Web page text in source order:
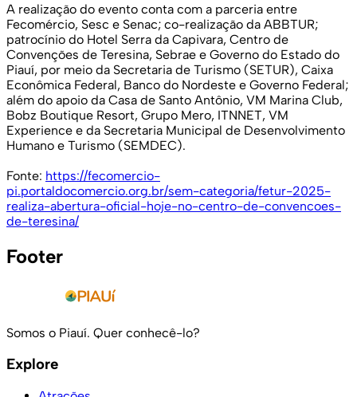
A realização do evento conta com a parceria entre
Fecomércio, Sesc e Senac; co-realização da ABBTUR;
patrocínio do Hotel Serra da Capivara, Centro de
Convenções de Teresina, Sebrae e Governo do Estado do
Piauí, por meio da Secretaria de Turismo (SETUR), Caixa
Econômica Federal, Banco do Nordeste e Governo Federal;
além do apoio da Casa de Santo Antônio, VM Marina Club,
Bobz Boutique Resort, Grupo Mero, ITNNET, VM
Experience e da Secretaria Municipal de Desenvolvimento
Humano e Turismo (SEMDEC).
Fonte: https://fecomercio-
pi.portaldocomercio.org.br/sem-categoria/fetur-2025-
realiza-abertura-oficial-hoje-no-centro-de-convencoes-
de-teresina/
Footer
Somos o Piauí. Quer conhecê-lo?
Explore